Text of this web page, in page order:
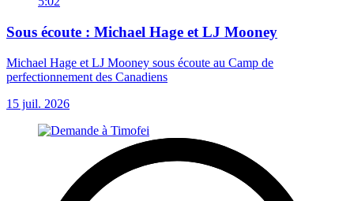
Sous écoute : Michael Hage et LJ Mooney
Michael Hage et LJ Mooney sous écoute au Camp de
perfectionnement des Canadiens
15 juil. 2026